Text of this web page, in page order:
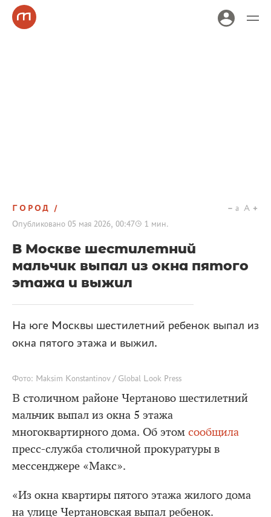
ГОРОД
Опубликовано 05 мая 2026, 00:47 1 мин.
a A
В Москве шестилетний
мальчик выпал из окна пятого
этажа и выжил
На юге Москвы шестилетний ребенок выпал из
окна пятого этажа и выжил.
Фото: Maksim Konstantinov / Global Look Press
В столичном районе Чертаново шестилетний
мальчик выпал из окна 5 этажа
многоквартирного дома. Об этом сообщила
пресс-служба столичной прокуратуры в
мессенджере «Макс».
«Из окна квартиры пятого этажа жилого дома
на улице Чертановская выпал ребенок.